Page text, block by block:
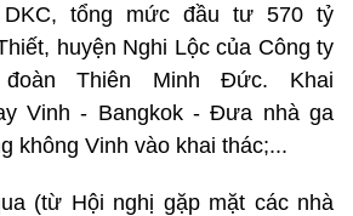
DKC, tổng mức đầu tư 570 tỷ
huyện Nghi Lộc của Công ty
Thiên Minh Đức. Khai
Vinh - Bangkok - Đưa nhà ga
không Vinh vào khai thác;...
(từ Hội nghị gặp mặt các nhà